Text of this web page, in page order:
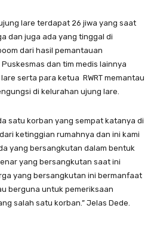
lare terdapat 26 jiwa yang saat
dan juga ada yang tinggal di
dari hasil pemantauan
dan tim medis lainnya
serta para ketua RWRT memantau
di kelurahan ujung lare.
satu korban yang sempat katanya di
ketinggian rumahnya dan ini kami
yang bersangkutan dalam bentuk
yang bersangkutan saat ini
yang bersangkutan ini bermanfaat
berguna untuk pemeriksaan
salah satu korban.” Jelas Dede.